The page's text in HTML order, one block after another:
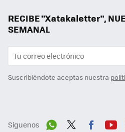
RECIBE "Xatakaletter",
SEMANAL
Suscribiéndote aceptas nuestra
Síguenos